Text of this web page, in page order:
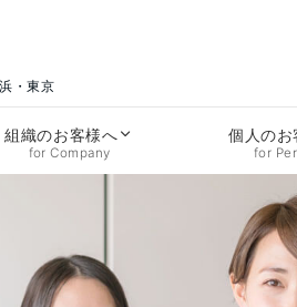
・東京
組織のお客様へ
for Company
個人のお
for